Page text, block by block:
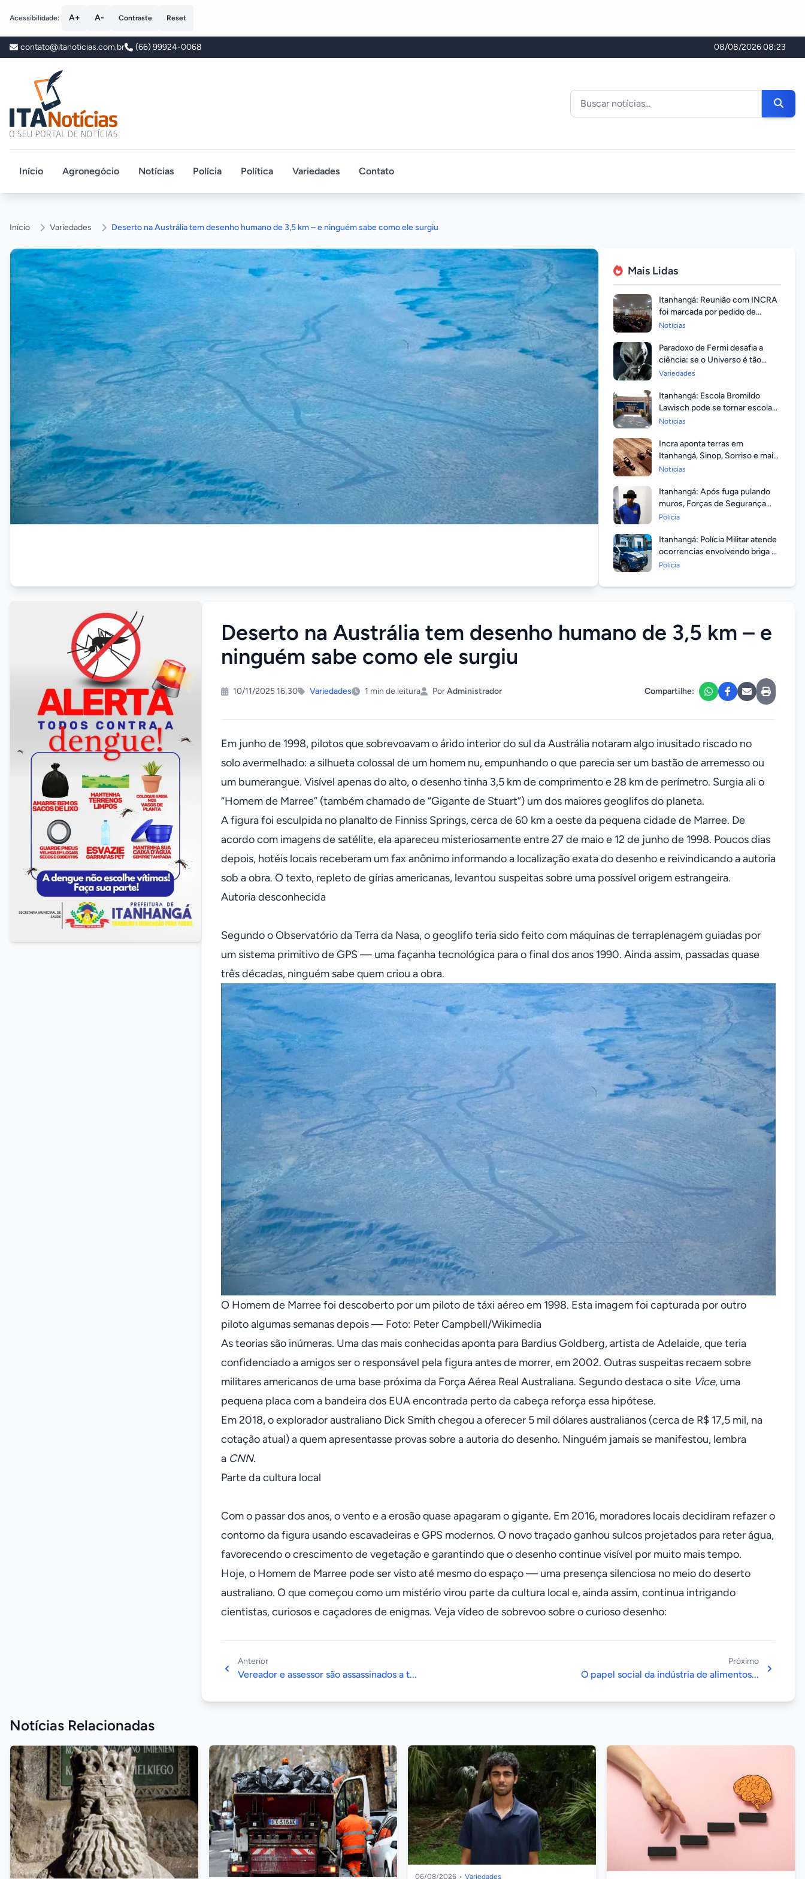
Acessibilidade: A+ A- Contraste Reset
contato@itanoticias.com.br (66) 99924-0068 08/08/2026 08:23
ITA Notícias
Buscar noticias
Início Agronegócio Notícias Polícia Política Variedades Contato
Início Variedades Deserto na Austrália tem desenho humano de 3,5 km – e ninguém sabe como ele surgiu
Mais Lidas
Itanhangá: Reunião com INCRA
foi marcada por pedido de
regularização pela população
Notícias
Paradoxo de Fermi desafia a
ciência: se o Universo é tão
vasto, por que ninguém
Variedades
Itanhangá: Escola Bromildo
Lawisch pode se tornar escola
cívico-militar
Notícias
Incra aponta terras em
Itanhangá, Sinop, Sorriso e mais
14 entre as com maior
Notícias
Itanhangá: Após fuga pulando
muros, Forças de Segurança
prendem homem com mandato
Polícia
Itanhangá: Polícia Militar atende
ocorrencias envolvendo briga de
casais durante feriado
Polícia
Deserto na Austrália tem desenho humano de 3,5 km – e
ninguém sabe como ele surgiu
10/11/2025 16:30 Variedades 1 min de leitura PorAdministrador Compartilhe:
Em junho de 1998, pilotos que sobrevoavam o árido interior do sul da Austrália notaram algo inusitado riscado no
solo avermelhado: a silhueta colossal de um homem nu, empunhando o que parecia ser um bastão de arremesso ou
um bumerangue. Visível apenas do alto, o desenho tinha 3,5 km de comprimento e 28 km de perímetro. Surgia ali o
“Homem de Marree” (também chamado de “Gigante de Stuart”) um dos maiores geoglifos do planeta.
A figura foi esculpida no planalto de Finniss Springs, cerca de 60 km a oeste da pequena cidade de Marree. De
acordo com imagens de satélite, ela apareceu misteriosamente entre 27 de maio e 12 de junho de 1998. Poucos dias
depois, hotéis locais receberam um fax anônimo informando a localização exata do desenho e reivindicando a autoria
sob a obra. O texto, repleto de gírias americanas, levantou suspeitas sobre uma possível origem estrangeira.
Autoria desconhecida
Segundo o Observatório da Terra da Nasa, o geoglifo teria sido feito com máquinas de terraplenagem guiadas por
um sistema primitivo de GPS — uma façanha tecnológica para o final dos anos 1990. Ainda assim, passadas quase
três décadas, ninguém sabe quem criou a obra.
O Homem de Marree foi descoberto por um piloto de táxi aéreo em 1998. Esta imagem foi capturada por outro
piloto algumas semanas depois — Foto: Peter Campbell/Wikimedia
As teorias são inúmeras. Uma das mais conhecidas aponta para Bardius Goldberg, artista de Adelaide, que teria
confidenciado a amigos ser o responsável pela figura antes de morrer, em 2002. Outras suspeitas recaem sobre
militares americanos de uma base próxima da Força Aérea Real Australiana. Segundo destaca o site Vice, uma
pequena placa com a bandeira dos EUA encontrada perto da cabeça reforça essa hipótese.
Em 2018, o explorador australiano Dick Smith chegou a oferecer 5 mil dólares australianos (cerca de R$ 17,5 mil, na
cotação atual) a quem apresentasse provas sobre a autoria do desenho. Ninguém jamais se manifestou, lembra
a CNN.
Parte da cultura local
Com o passar dos anos, o vento e a erosão quase apagaram o gigante. Em 2016, moradores locais decidiram refazer o
contorno da figura usando escavadeiras e GPS modernos. O novo traçado ganhou sulcos projetados para reter água,
favorecendo o crescimento de vegetação e garantindo que o desenho continue visível por muito mais tempo.
Hoje, o Homem de Marree pode ser visto até mesmo do espaço — uma presença silenciosa no meio do deserto
australiano. O que começou como um mistério virou parte da cultura local e, ainda assim, continua intrigando
cientistas, curiosos e caçadores de enigmas. Veja vídeo de sobrevoo sobre o curioso desenho:
Anterior
Vereador e assessor são assassinados a t...
Próximo
O papel social da indústria de alimentos...
Notícias Relacionadas
06/08/2026 • Variedades